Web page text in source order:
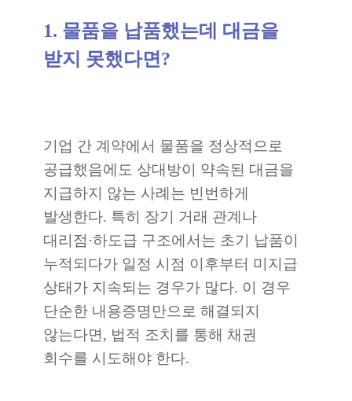
1. 물품을 납품했는데 대금을
받지 못했다면?
기업 간 계약에서 물품을 정상적으로
공급했음에도 상대방이 약속된 대금을
지급하지 않는 사례는 빈번하게
발생한다. 특히 장기 거래 관계나
대리점·하도급 구조에서는 초기 납품이
누적되다가 일정 시점 이후부터 미지급
상태가 지속되는 경우가 많다. 이 경우
단순한 내용증명만으로 해결되지
않는다면, 법적 조치를 통해 채권
회수를 시도해야 한다.